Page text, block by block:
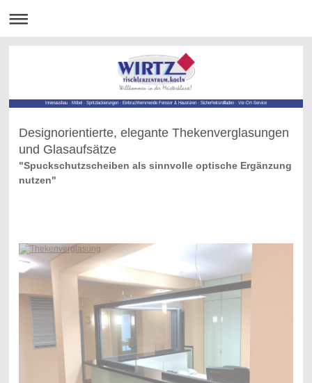
Innenausbau · Möbel · Spritzlackierungen · Einbruchhemmende Fenster & Haustüren · Sicherheitsrollladen · Vor-Ort-Service
Designorientierte, elegante Thekenverglasungen
und Glasaufsätze
"Spuckschutzscheiben als sinnvolle optische Ergänzung
nutzen"